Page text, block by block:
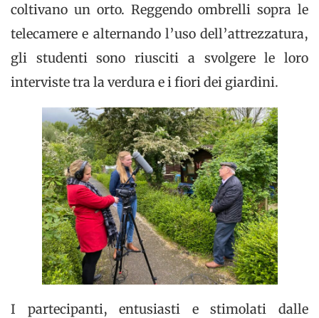
coltivano un orto. Reggendo ombrelli sopra le
telecamere e alternando l’uso dell’attrezzatura,
gli studenti sono riusciti a svolgere le loro
interviste tra la verdura e i fiori dei giardini.
I partecipanti, entusiasti e stimolati dalle